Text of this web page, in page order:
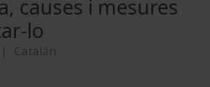
causes i mesures
lo
Catalán